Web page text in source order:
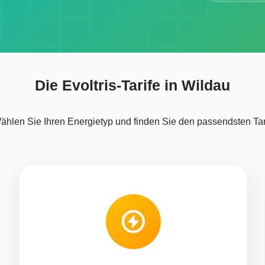
Die Evoltris-Tarife in Wildau
Sie Ihren Energietyp und finden Sie den passendsten